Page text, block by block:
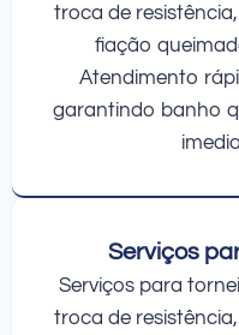
troca de
fiação
Atendimento
garantindo banho
Serviços
Serviços para
troca de